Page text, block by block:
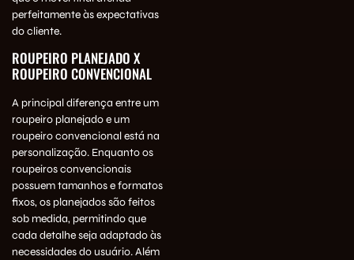
perfeitamente às expectativas
do cliente.
ROUPEIRO PLANEJADO X
ROUPEIRO CONVENCIONAL
A principal diferença entre um
roupeiro planejado e um
roupeiro convencional está na
personalização. Enquanto os
roupeiros convencionais
possuem tamanhos e formatos
fixos, os planejados são feitos
sob medida, permitindo que
cada detalhe seja adaptado às
necessidades do usuário. Além